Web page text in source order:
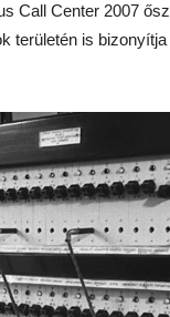
Call Center 2007
területén is